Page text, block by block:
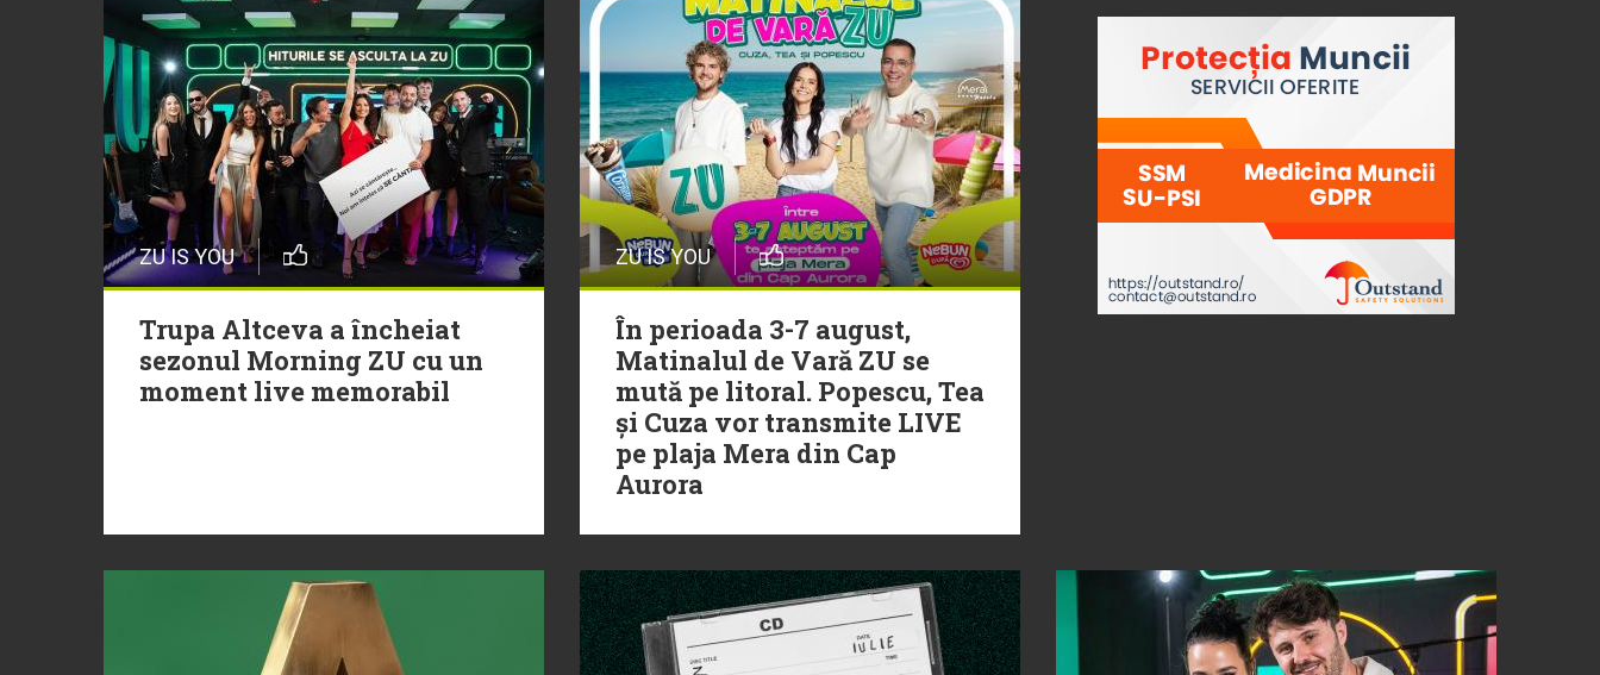
ZU IS YOU
Trupa Altceva a încheiat
sezonul Morning ZU cu un
moment live memorabil
ZU IS YOU
În perioada 3-7 august,
Matinalul de Vară ZU se
mută pe litoral. Popescu, Tea
și Cuza vor transmite LIVE
pe plaja Mera din Cap
Aurora